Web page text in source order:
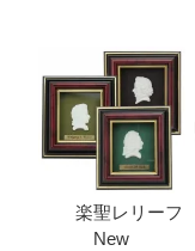
楽聖レリーフ
New